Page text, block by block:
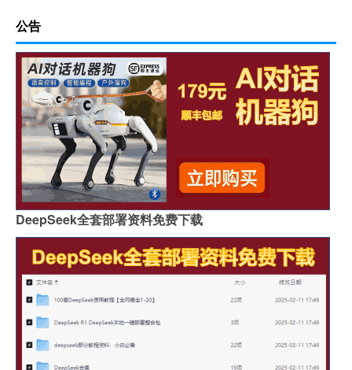
公告
DeepSeek全套部署资料免费下载